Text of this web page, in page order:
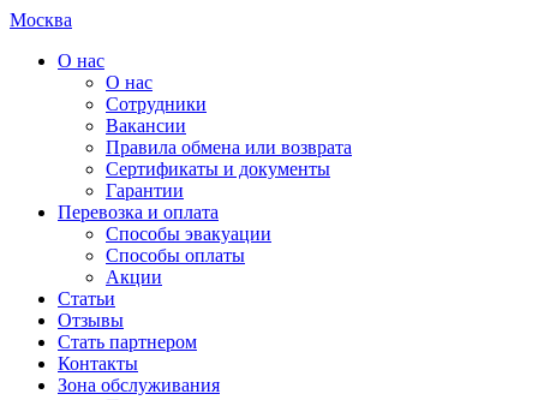
Москва
О нас
О нас
Сотрудники
Вакансии
Правила обмена или возврата
Сертификаты и документы
Гарантии
Перевозка и оплата
Способы эвакуации
Способы оплаты
Акции
Статьи
Отзывы
Стать партнером
Контакты
Зона обслуживания